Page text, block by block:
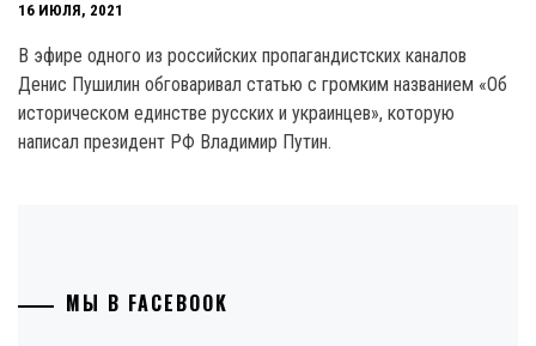
16 ИЮЛЯ, 2021
В эфире одного из российских пропагандистских каналов
Денис Пушилин обговаривал статью с громким названием «Об
историческом единстве русских и украинцев», которую
написал президент РФ Владимир Путин.
МЫ В FACEBOOK